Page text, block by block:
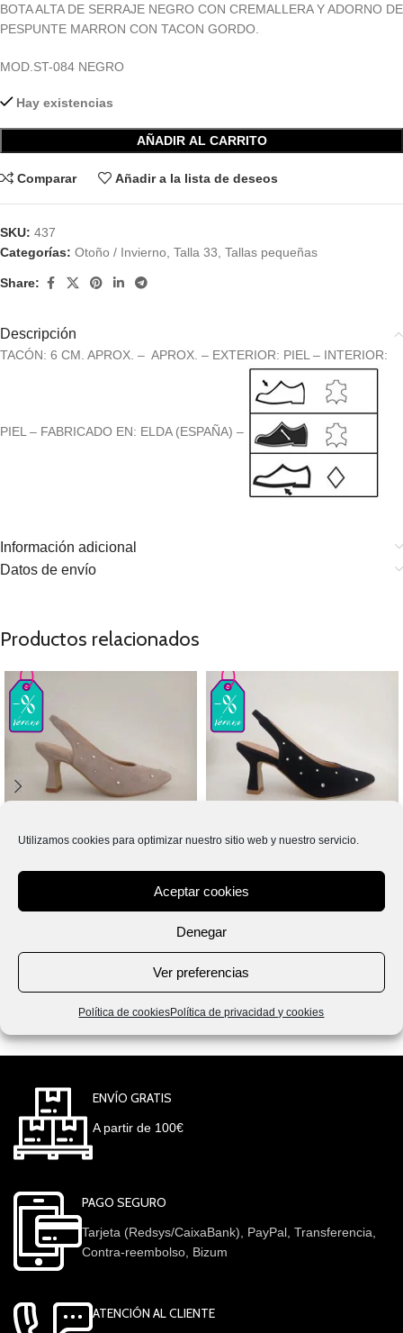
Utilizamos cookies para optimizar nuestro sitio web y nuestro servicio.
Aceptar cookies
Denegar
Ver preferencias
Política de cookiesPolítica de privacidad y cookies
BOTA ALTA DE SERRAJE NEGRO CON CREMALLERA Y ADORNO DE
PESPUNTE MARRON CON TACON GORDO.
MOD.ST-084 NEGRO
Hay existencias
AÑADIR AL CARRITO
Comparar Añadir a la lista de deseos
SKU: 437
Categorías: Otoño / Invierno Talla 33 Tallas pequeñas
Share:
Descripción
TACÓN: 6 CM. APROX. – APROX. – EXTERIOR: PIEL – INTERIOR:
PIEL – FABRICADO EN: ELDA (ESPAÑA) –
Información adicional
Datos de envío
Productos relacionados
Salon destalonado cristales ante
Salon destalonado cristales ante
79,00€ 69,00
ENVÍO GRATIS
A partir de 100€
PAGO SEGURO
Tarjeta (Redsys/CaixaBank), PayPal, Transferencia,
Contra-reembolso, Bizum
ATENCIÓN AL CLIENTE